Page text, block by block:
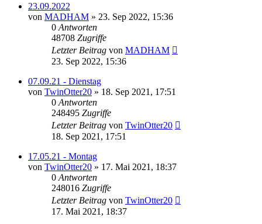
23.09.2022
von MADHAM » 23. Sep 2022, 15:36
0 Antworten
48708 Zugriffe
Letzter Beitrag von MADHAM
23. Sep 2022, 15:36
07.09.21 - Dienstag
von TwinOtter20 » 18. Sep 2021, 17:51
0 Antworten
248495 Zugriffe
Letzter Beitrag von TwinOtter20
18. Sep 2021, 17:51
17.05.21 - Montag
von TwinOtter20 » 17. Mai 2021, 18:37
0 Antworten
248016 Zugriffe
Letzter Beitrag von TwinOtter20
17. Mai 2021, 18:37